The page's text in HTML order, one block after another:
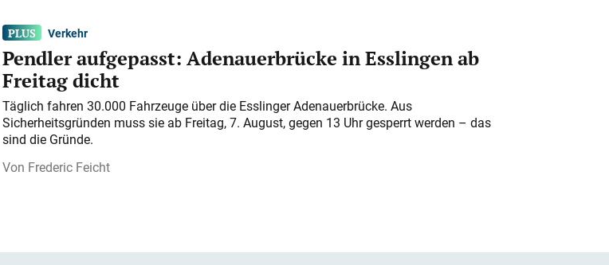
Verkehr
Pendler aufgepasst: Adenauerbrücke in Esslingen ab
Freitag dicht
Täglich fahren 30.000 Fahrzeuge über die Esslinger Adenauerbrücke. Aus
Sicherheitsgründen muss sie ab Freitag, 7. August, gegen 13 Uhr gesperrt werden – das
sind die Gründe.
Frederic Feicht